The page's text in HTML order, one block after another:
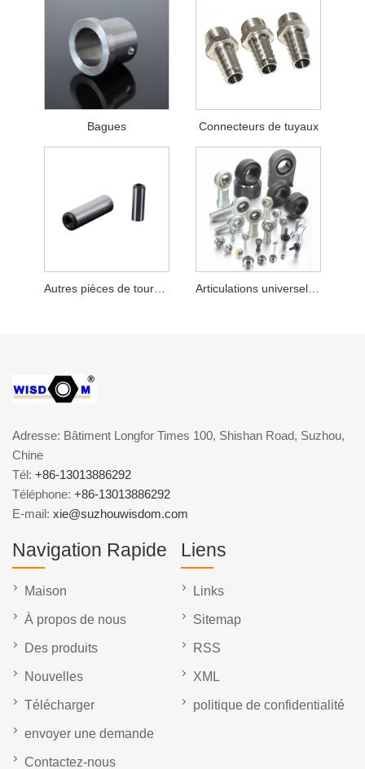
Bagues Connecteurs de tuyaux
Autres pièces de tournage spéciales
Adresse: Bâtiment Longfor Times 100, Shishan Road, Suzhou,
Chine
Tél: +86-13013886292
Téléphone: +86-13013886292
E-mail: xie@suzhouwisdom.com
Navigation Rapide
Maison
À propos de nous
Des produits
Nouvelles
Télécharger
envoyer une demande
Contactez-nous
Liens
Links
Sitemap
RSS
XML
politique de confidentialité